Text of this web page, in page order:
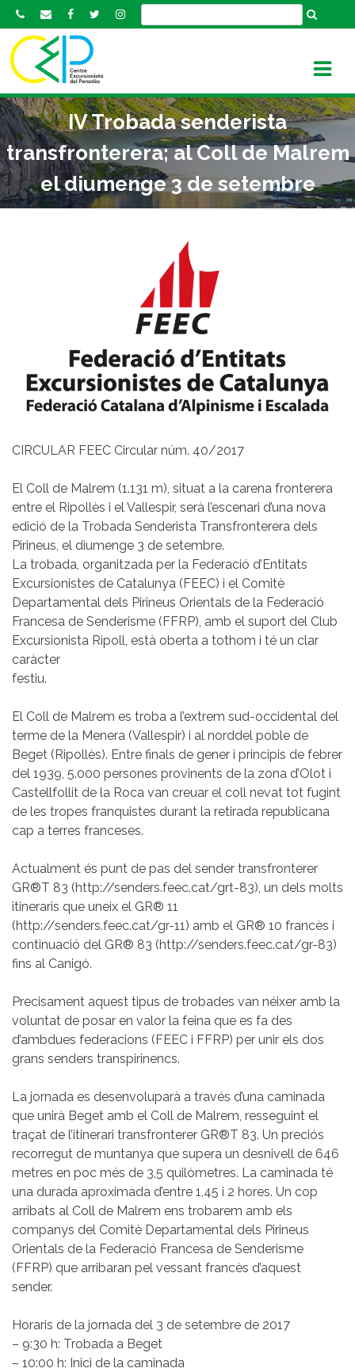
k
o
c
o
n
t
e
IV Trobada senderista
transfronterera; al Coll de Malrem
el diumenge 3 de setembre
CIRCULAR FEEC Circular núm. 40/2017
El Coll de Malrem (1.131 m), situat a la carena fronterera
entre el Ripollès i el Vallespir, serà l’escenari d’una nova
edició de la Trobada Senderista Transfronterera dels
Pirineus, el diumenge 3 de setembre.
La trobada, organitzada per la Federació d’Entitats
Excursionistes de Catalunya (FEEC) i el Comitè
Departamental dels Pirineus Orientals de la Federació
Francesa de Senderisme (FFRP), amb el suport del Club
Excursionista Ripoll, està oberta a tothom i té un clar
caràcter
festiu.
El Coll de Malrem es troba a l’extrem sud-occidental del
terme de la Menera (Vallespir) i al norddel poble de
Beget (Ripollès). Entre finals de gener i principis de febrer
del 1939, 5.000 persones provinents de la zona d’Olot i
Castellfollit de la Roca van creuar el coll nevat tot fugint
de les tropes franquistes durant la retirada republicana
cap a terres franceses.
Actualment és punt de pas del sender transfronterer
GR®T 83 (http://senders.feec.cat/grt-83), un dels molts
itineraris que uneix el GR® 11
(http://senders.feec.cat/gr-11) amb el GR® 10 francès i
continuació del GR® 83 (http://senders.feec.cat/gr-83)
fins al Canigó.
Precisament aquest tipus de trobades van néixer amb la
voluntat de posar en valor la feina que es fa des
d’ambdues federacions (FEEC i FFRP) per unir els dos
grans senders transpirinencs.
La jornada es desenvoluparà a través d’una caminada
que unirà Beget amb el Coll de Malrem, resseguint el
traçat de l’itinerari transfronterer GR®T 83. Un preciós
recorregut de muntanya que supera un desnivell de 646
metres en poc més de 3,5 quilòmetres. La caminada té
una durada aproximada d’entre 1,45 i 2 hores. Un cop
arribats al Coll de Malrem ens trobarem amb els
companys del Comitè Departamental dels Pirineus
Orientals de la Federació Francesa de Senderisme
(FFRP) que arribaran pel vessant francès d’aquest
sender.
Horaris de la jornada del 3 de setembre de 2017
– 9:30 h: Trobada a Beget
– 10:00 h: Inici de la caminada